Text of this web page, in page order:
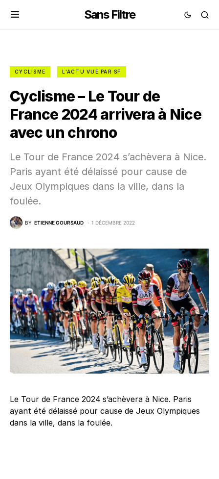
Sans Filtre
CYCLISME L'ACTU VUE PAR SF
Cyclisme – Le Tour de
France 2024 arrivera à Nice
avec un chrono
Le Tour de France 2024 s’achèvera à Nice.
Paris ayant été délaissé pour cause de
Jeux Olympiques dans la ville, dans la
foulée.
BY ETIENNE GOURSAUD 1 DÉCEMBRE 2022
Le Tour de France 2024 s’achèvera à Nice. Paris
ayant été délaissé pour cause de Jeux Olympiques
dans la ville, dans la foulée.